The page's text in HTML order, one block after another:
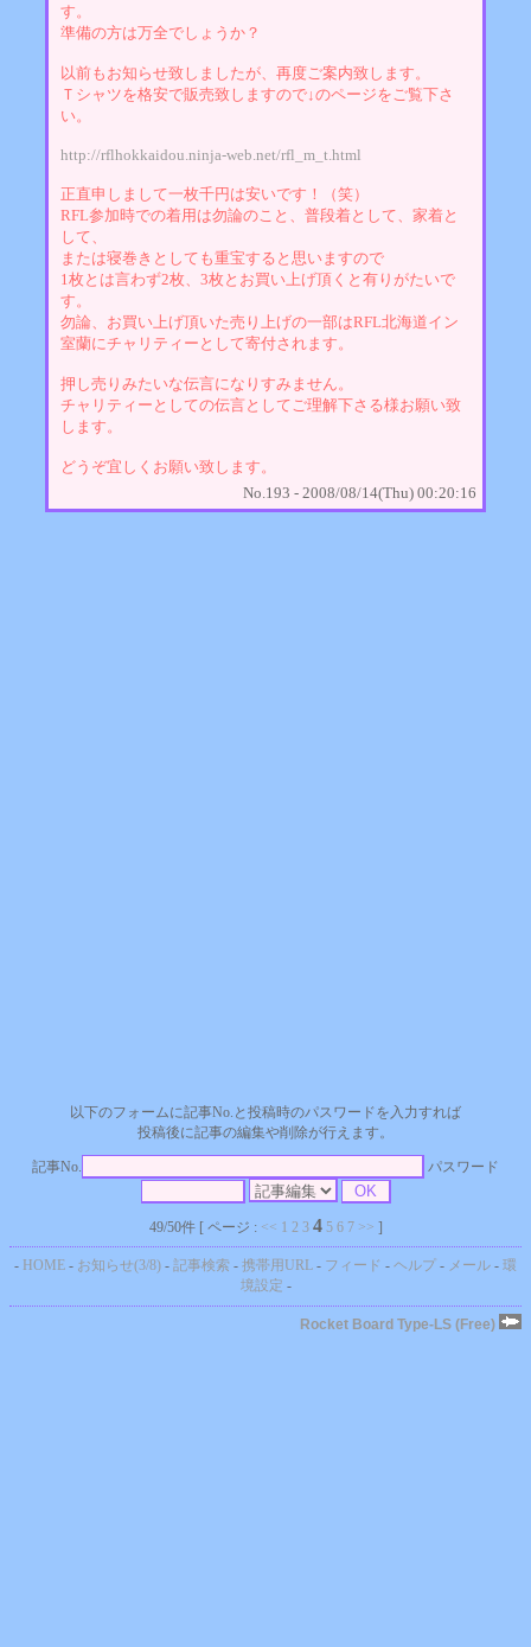
す。
準備の方は万全でしょうか？
以前もお知らせ致しましたが、再度ご案内致します。
Ｔシャツを格安で販売致しますので↓のページをご覧下さ
い。
http://rflhokkaidou.ninja-web.net/rfl_m_t.html
正直申しまして一枚千円は安いです！（笑）
RFL参加時での着用は勿論のこと、普段着として、家着と
して、
または寝巻きとしても重宝すると思いますので
1枚とは言わず2枚、3枚とお買い上げ頂くと有りがたいで
す。
勿論、お買い上げ頂いた売り上げの一部はRFL北海道イン
室蘭にチャリティーとして寄付されます。
押し売りみたいな伝言になりすみません。
チャリティーとしての伝言としてご理解下さる様お願い致
します。
どうぞ宜しくお願い致します。
No.193 - 2008/08/14(Thu) 00:20:16
以下のフォームに記事No.と投稿時のパスワードを入力すれば
投稿後に記事の編集や削除が行えます。
記事No. パスワード
49/50件 [ ページ : << 1 2 3 4 5 6 7 >> ]
- HOME - お知らせ(3/8) - 記事検索 - 携帯用URL - フィード - ヘルプ - メール - 環
境設定 -
Rocket Board Type-LS (Free)